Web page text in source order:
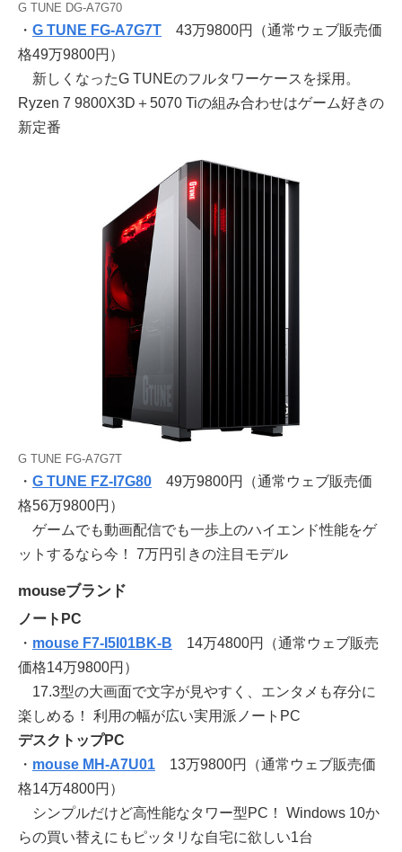
G TUNE DG-A7G70
・ G TUNE FG-A7G7T 43万9800円（通常ウェブ販売価
格49万9800円）
新しくなったG TUNEのフルタワーケースを採用。
Ryzen 7 9800X3D＋5070 Tiの組み合わせはゲーム好きの
新定番
G TUNE FG-A7G7T
・ G TUNE FZ-I7G80 49万9800円（通常ウェブ販売価
格56万9800円）
ゲームでも動画配信でも一歩上のハイエンド性能をゲ
ットするなら今！ 7万円引きの注目モデル
mouseブランド
ノートPC
・ mouse F7-I5I01BK-B 14万4800円（通常ウェブ販売
価格14万9800円）
17.3型の大画面で文字が見やすく、エンタメも存分に
楽しめる！ 利用の幅が広い実用派ノートPC
デスクトップPC
・ mouse MH-A7U01 13万9800円（通常ウェブ販売価
格14万4800円）
シンプルだけど高性能なタワー型PC！ Windows 10か
らの買い替えにもピッタリな自宅に欲しい1台